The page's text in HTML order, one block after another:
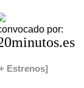
por:
Estrenos]